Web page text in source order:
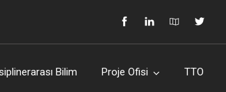
Bilim Proje Ofisi TTO